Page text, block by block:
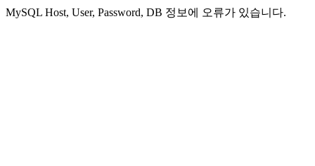
MySQL Host, User, Password, DB 정보에 오류가 있습니다.